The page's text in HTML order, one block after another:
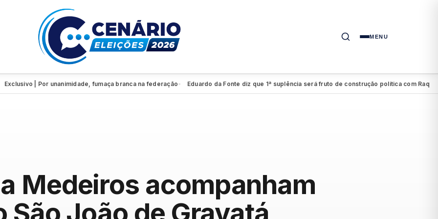
MENU
| Por unanimidade, fumaça branca na federação ● Eduardo da Fonte diz que 1ª suplência será fruto de construção política com Raquel ●
Medeiros acompanham